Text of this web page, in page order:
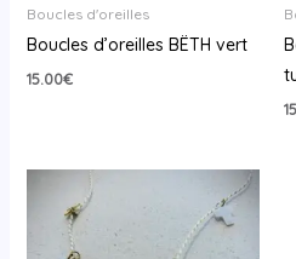
Boucles d'oreilles
Boucles d’oreilles BËTH vert
15.00€